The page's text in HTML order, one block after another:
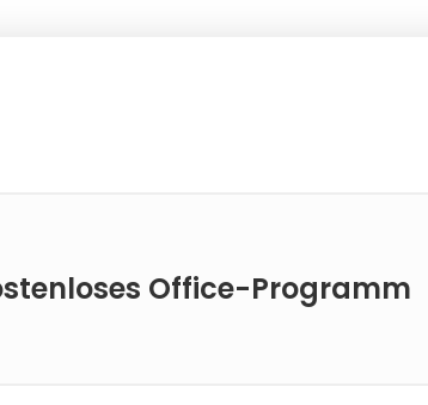
Office-Programm